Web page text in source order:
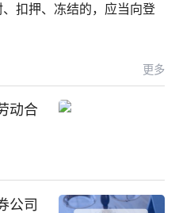
扣押、冻结的，应当向登
更多
动合
公司